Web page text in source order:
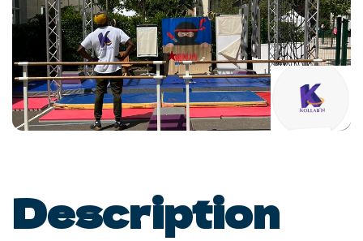
Description